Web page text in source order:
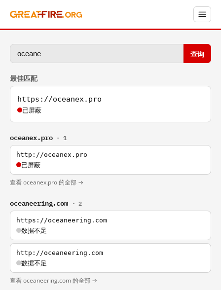
查询
最佳匹配
https://oceanex.pro
已屏蔽
oceanex.pro · 1
http://oceanex.pro
已屏蔽
查看 oceanex.pro 的全部 →
oceaneering.com · 2
https://oceaneering.com
数据不足
http://oceaneering.com
数据不足
查看 oceaneering.com 的全部 →